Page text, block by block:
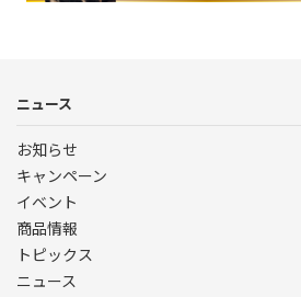
ニュース
お知らせ
キャンペーン
イベント
商品情報
トピックス
ニュース